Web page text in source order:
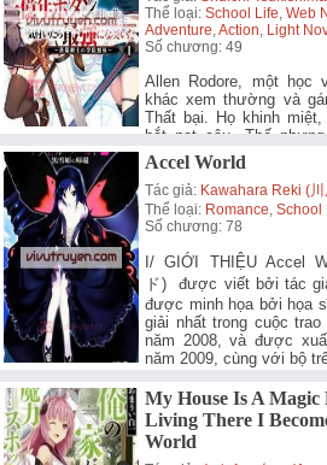
Thể loại:School Life ,Web
Adventure ,Action Light
Số chương: 49
Allen Rodore, một học
khác xem thường và
Thất bại. Họ khinh
bắt nạt cậu. Thế
vọng? Bởi vì cậu không
Accel World
Tác giả: Kawahara Reki (
Thể loại: Romance ,School
Số chương: 78
I/ GIỚI THIỆU Accel
ド) được viết bởi tác
được minh họa bởi họa
giải nhất trong cuộc
năm 2008, và được
năm 2009, cùng với bộ
My House Is A Magic
Living There I
World